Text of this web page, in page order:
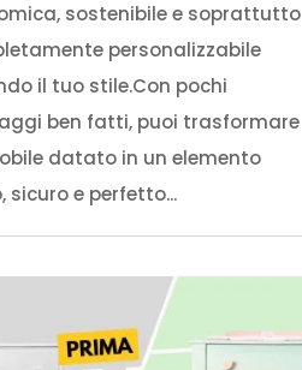
sostenibile e soprattutto
personalizzabile
il tuo stile.Con pochi
ben fatti, puoi trasformare
datato in un elemento
sicuro e perfetto...